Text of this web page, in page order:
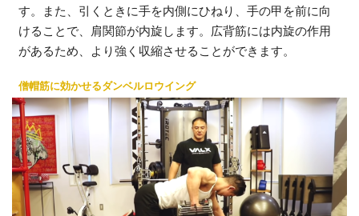
す。また、引くときに手を内側にひねり、手の甲を前に向
けることで、肩関節が内旋します。広背筋には内旋の作用
があるため、より強く収縮させることができます。
僧帽筋に効かせるダンベルロウイング